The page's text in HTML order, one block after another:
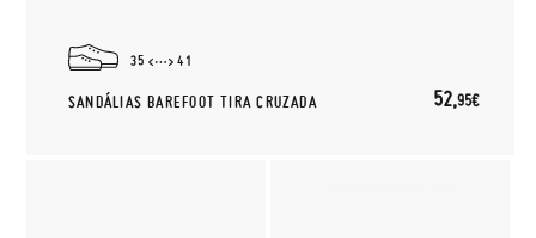
35 41
SANDÁLIAS BAREFOOT TIRA CRUZADA 52,95€